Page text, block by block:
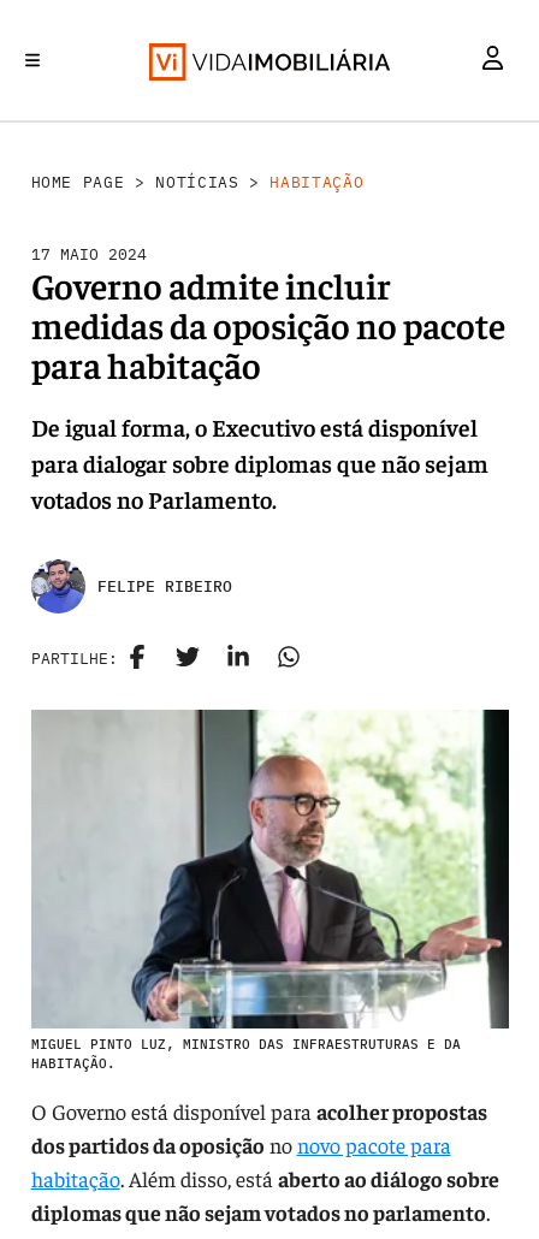
HOME PAGE > NOTÍCIAS > HABITAÇÃO
17 MAIO 2024
Governo admite incluir
medidas da oposição no pacote
para habitação
De igual forma, o Executivo está disponível
para dialogar sobre diplomas que não sejam
votados no Parlamento.
FELIPE RIBEIRO
PARTILHE:
MIGUEL PINTO LUZ, MINISTRO DAS INFRAESTRUTURAS E DA
HABITAÇÃO.
O Governo está disponível para acolher propostas
dos partidos da oposição nonovo pacote para
habitação. Além disso, está aberto ao diálogo sobre
diplomas que não sejam votados no parlamento.